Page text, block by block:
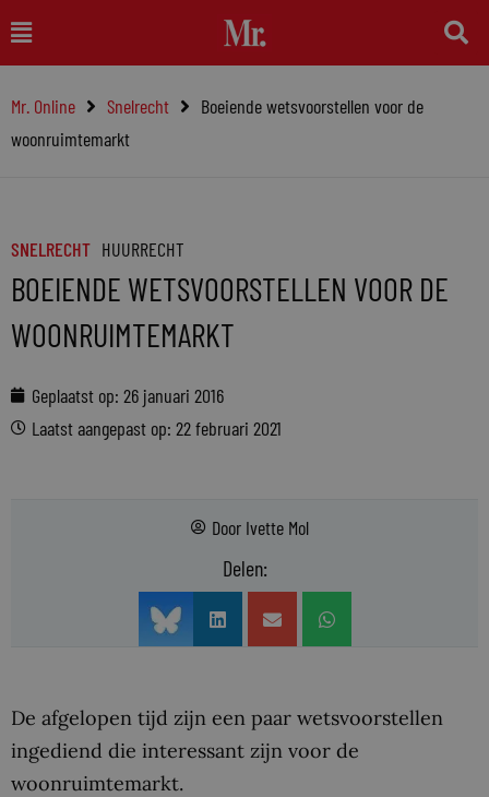
naar
inhoud
Main
Menu
Mr. Online Snelrecht
Boeiende wetsvoorstellen voor de
woonruimtemarkt
SNELRECHT HUURRECHT
BOEIENDE WETSVOORSTELLEN VOOR DE
WOONRUIMTEMARKT
Geplaatst op: 26 januari 2016
Laatst aangepast op: 22 februari 2021
Door Ivette Mol
Delen:
De afgelopen tijd zijn een paar wetsvoorstellen
ingediend die interessant zijn voor de
woonruimtemarkt.